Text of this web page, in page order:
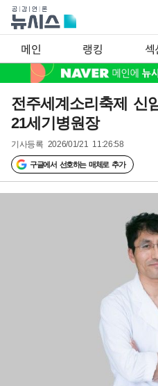
메인 랭킹 섹
전주세계소리축제 신
21세기병원장
기사등록 2026/01/21 11:26:58
구글에서 선호하는 매체로 추가